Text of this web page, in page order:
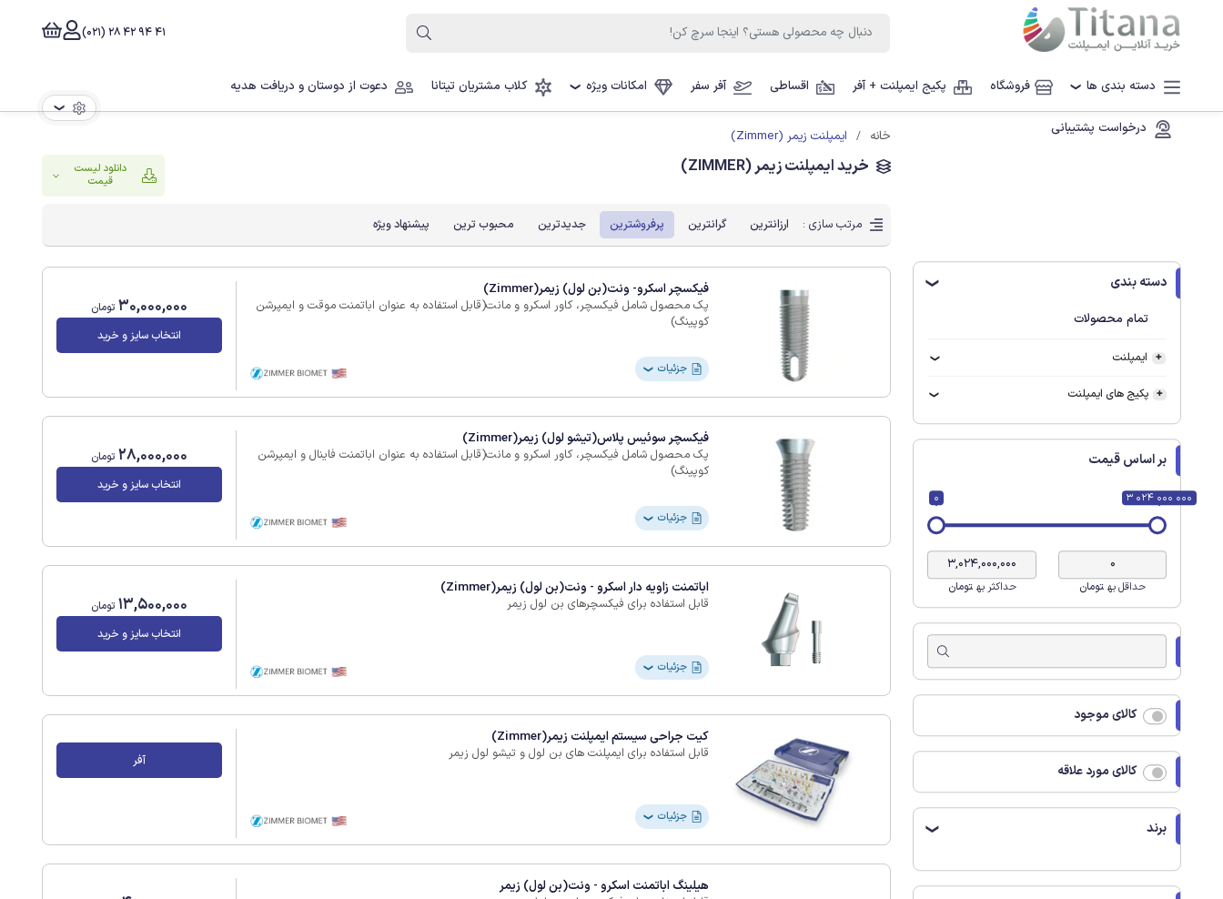
41 94 42 28 (021)
دسته بندی ها ❯ فروشگاه پکیج ایمپلنت + آفر اقساطی آفر سفر امکانات ویژه ❯ کلاب مشتریان تیتانا دعوت از دوستان و دریافت هدیه
درخواست پشتیبانی
❯
دسته بندی ❯
تمام محصولات
ایمپلنت
پکیج های ایمپلنت
بر اساس قیمت
0 3 024 000 000
حداقل به تومان حداکثر به تومان
کالای موجود
کالای مورد علاقه
برند ❯
خانه ایمپلنت زیمر (Zimmer)
خرید ایمپلنت زیمر (ZIMMER)
دانلود لیست
قیمت
مرتب سازی : ارزانترین گرانترین پرفروشترین جدیدترین محبوب ترین پیشنهاد ویژه
فیکسچر اسکرو- ونت(بن لول) زیمر(Zimmer)
پک محصول شامل فیکسچر، کاور اسکرو و مانت(قابل استفاده به عنوان اباتمنت موقت و ایمپرشن
کوپینگ)
جزئیات ❯
30,000,000 تومان
انتخاب سایز و خرید
فیکسچر سوئیس پلاس(تیشو لول) زیمر(Zimmer)
پک محصول شامل فیکسچر، کاور اسکرو و مانت(قابل استفاده به عنوان اباتمنت فاینال و ایمپرشن
کوپینگ)
جزئیات ❯
28,000,000 تومان
انتخاب سایز و خرید
اباتمنت زاویه دار اسکرو - ونت(بن لول) زیمر(Zimmer)
قابل استفاده برای فیکسچرهای بن لول زیمر
جزئیات ❯
13,500,000 تومان
انتخاب سایز و خرید
کیت جراحی سیستم ایمپلنت زیمر(Zimmer)
قابل استفاده برای ایمپلنت های بن لول و تیشو لول زیمر
جزئیات ❯
آفر
هیلینگ اباتمنت اسکرو - ونت(بن لول) زیمر